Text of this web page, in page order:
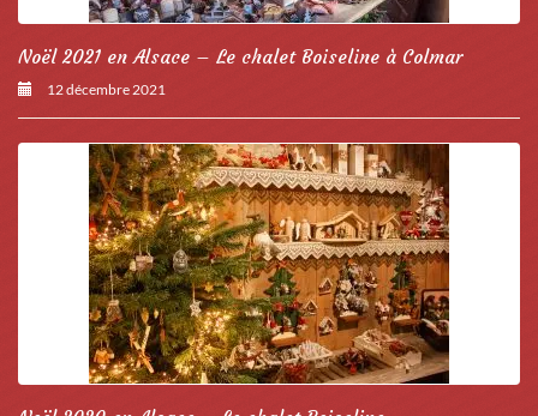
Noël 2021 en Alsace – Le chalet Boiseline à Colmar
12 décembre 2021